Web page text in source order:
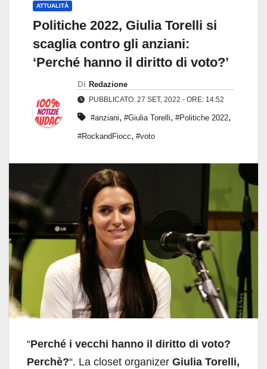
ATTUALITÀ
Politiche 2022, Giulia Torelli si
scaglia contro gli anziani:
‘Perché hanno il diritto di voto?’
Di Redazione
PUBBLICATO: 27 SET, 2022 - ORE: 14:52
#anziani, #Giulia Torelli, #Politiche 2022,
#RockandFiocc, #voto
“Perché i vecchi hanno il diritto di voto?
Perchè?“. La closet organizer Giulia Torelli,